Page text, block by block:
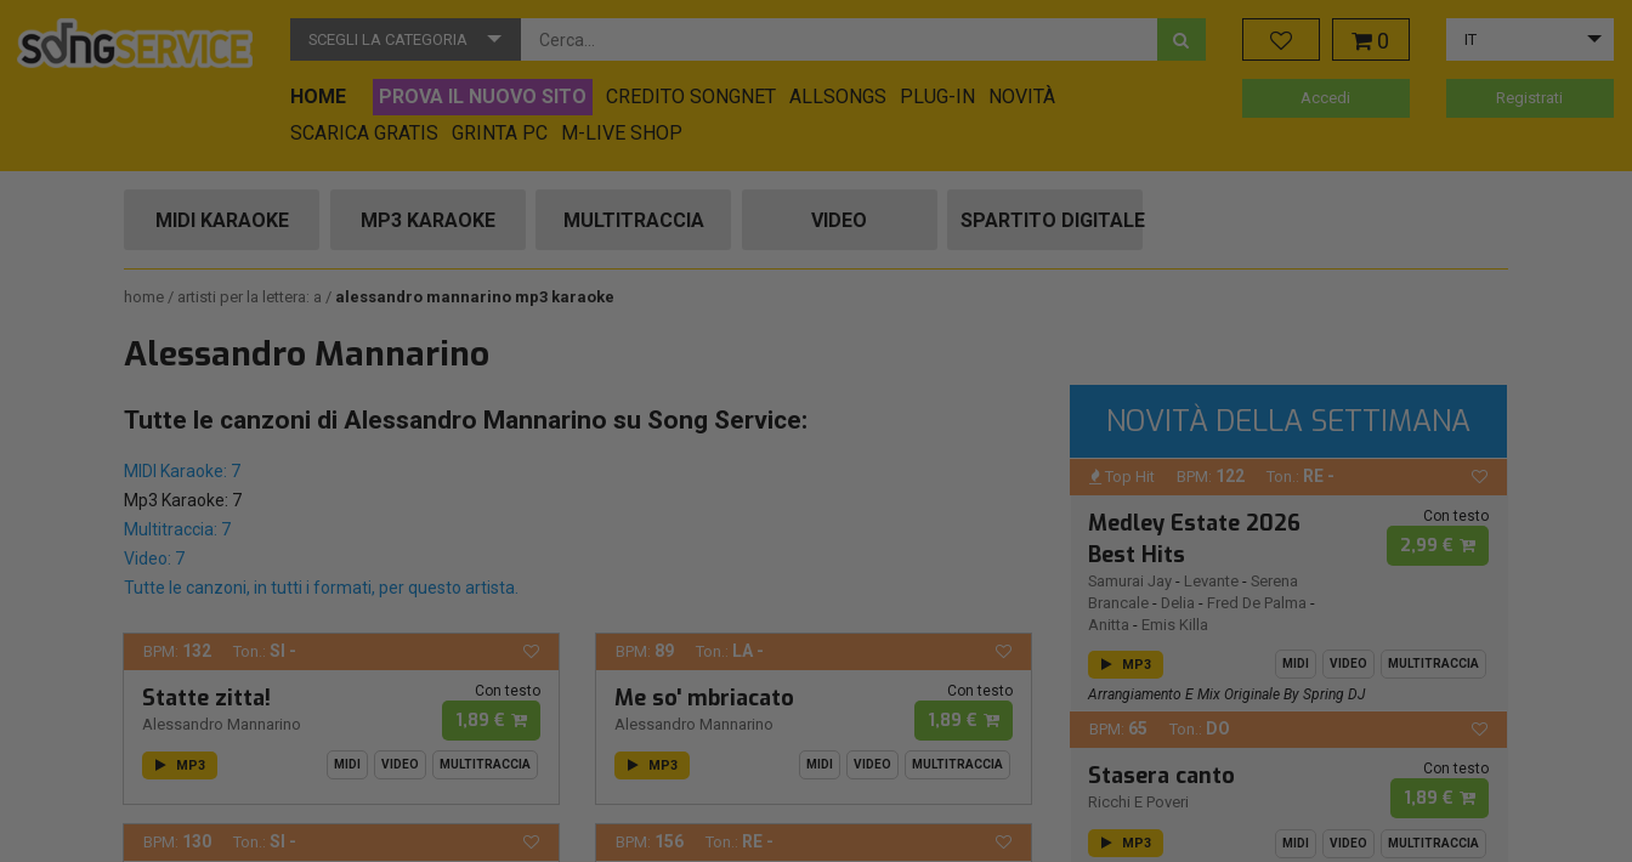
SCEGLI LA CATEGORIA
HOME PROVA IL NUOVO SITO CREDITO SONGNET ALLSONGS PLUG-IN
NOVITÀ
SCARICA GRATIS
GRINTA PC M-LIVE SHOP
0 IT
Accedi Registrati
MIDI KARAOKE MP3 KARAOKE MULTITRACCIA VIDEO SPARTITO DIGITALE
home artisti per la lettera: a alessandro mannarino mp3 karaoke
Alessandro Mannarino
Tutte le canzoni di Alessandro Mannarino su Song Service:
MIDI Karaoke: 7
Mp3 Karaoke: 7
Multitraccia: 7
Video: 7
Tutte le canzoni, in tutti i formati, per questo artista.
BPM: 132 Ton.: SI -
Statte zitta!
Alessandro Mannarino
Con testo
1,89 €
MP3 MIDI VIDEO MULTITRACCIA
BPM: 89 Ton.: LA -
Me so' mbriacato
Alessandro Mannarino
Con testo
1,89 €
MP3 MIDI VIDEO MULTITRACCIA
BPM: 130 Ton.: SI - BPM: 156 Ton.: RE -
NOVITÀ DELLA SETTIMANA
Top Hit BPM: 122 Ton.: RE -
Medley Estate 2026
Best Hits
Samurai Jay - Levante - Serena
Brancale - Delia - Fred De Palma -
Anitta - Emis Killa
Con testo
2,99 €
MP3 MIDI VIDEO MULTITRACCIA
Arrangiamento E Mix Originale By Spring DJ
BPM: 65 Ton.: DO
Stasera canto
Ricchi E Poveri
Con testo
1,89 €
MP3 MIDI VIDEO MULTITRACCIA